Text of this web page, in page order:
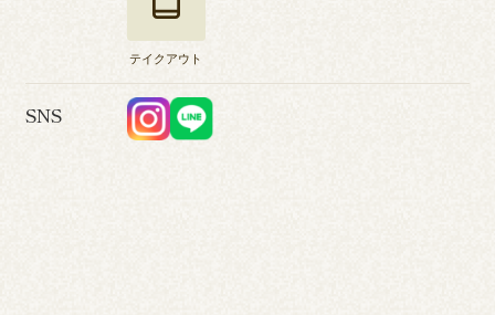
テイクアウト
SNS